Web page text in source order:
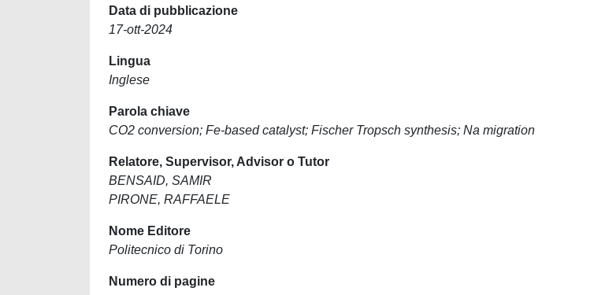
Data di pubblicazione
17-ott-2024
Lingua
Inglese
Parola chiave
CO2 conversion; Fe-based catalyst; Fischer Tropsch synthesis; Na migration
Relatore, Supervisor, Advisor o Tutor
BENSAID, SAMIR
PIRONE, RAFFAELE
Nome Editore
Politecnico di Torino
Numero di pagine